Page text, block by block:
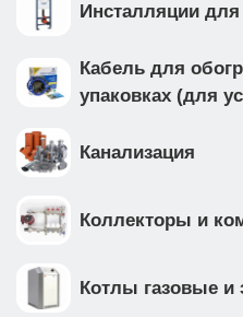
Инсталляции
Кабель для
упаковках (для
Канализация
Коллекторы и
Котлы газовые и